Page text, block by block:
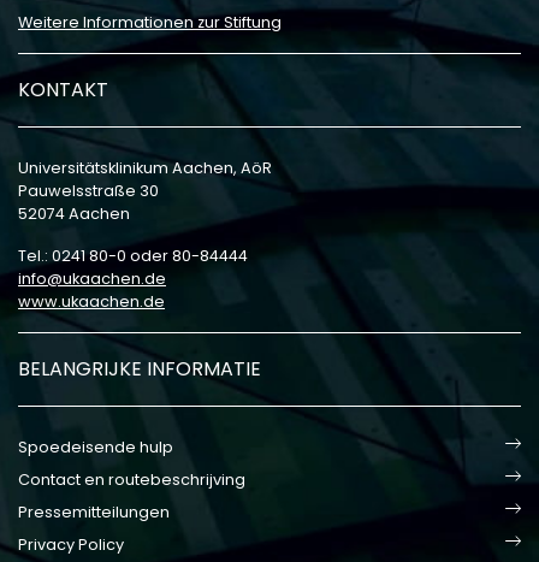
Weitere Informationen zur Stiftung
KONTAKT
Universitätsklinikum Aachen, AöR
Pauwelsstraße 30
52074 Aachen
Tel.: 0241 80-0 oder 80-84444
info
ukaachen de
www.ukaachen.de
BELANGRIJKE INFORMATIE
Spoedeisende hulp
Contact en routebeschrijving
Pressemitteilungen
Privacy Policy